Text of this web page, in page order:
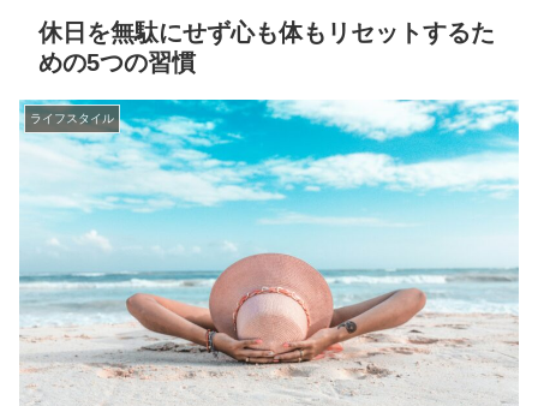
休日を無駄にせず心も体もリセットするた
めの5つの習慣
ライフスタイル